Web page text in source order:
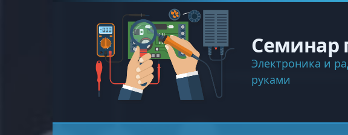
Семинар
Электроника и
руками